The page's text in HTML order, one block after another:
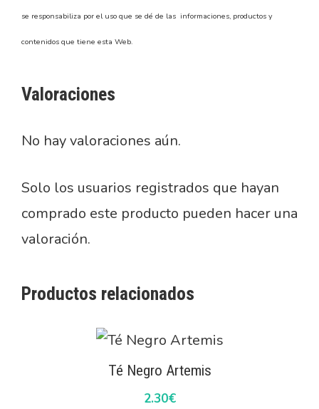
se responsabiliza por el uso que se dé de las informaciones, productos y
contenidos que tiene esta Web.
Valoraciones
No hay valoraciones aún.
Solo los usuarios registrados que hayan
comprado este producto pueden hacer una
valoración.
Productos relacionados
Té Negro Artemis
2.30€